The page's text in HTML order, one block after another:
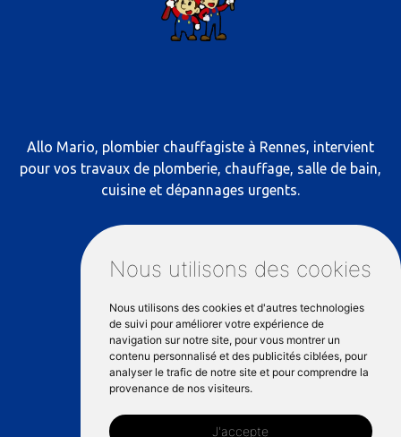
Nous utilisons des cookies
Nous utilisons des cookies et d'autres technologies
de suivi pour améliorer votre expérience de
navigation sur notre site, pour vous montrer un
contenu personnalisé et des publicités ciblées, pour
analyser le trafic de notre site et pour comprendre la
provenance de nos visiteurs.
J'accepte
Allo Mario, plombier chauffagiste à Rennes, intervient
pour vos travaux de plomberie, chauffage, salle de bain,
cuisine et dépannages urgents.
NOS COORDONNÉES
81 Mail François Mitterrand, 35000